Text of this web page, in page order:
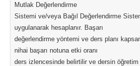
Mutlak Değerlendirme
Sistemi ve/veya Bağıl Değerlendirme
uygulanarak hesaplanır. Başarı
değerlendirme yöntemi ve ders planı
nihai başarı notuna etki oranı
ders izlencesinde belirtilir ve dersin öğretim